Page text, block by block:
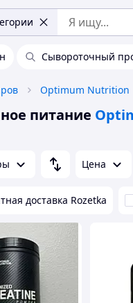
Сывороточный
Optimum Nutrition
питание
Цена
доставка Rozetka